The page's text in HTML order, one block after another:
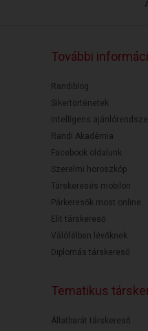
További
Randiblog
Sikertörténetek
Intelligens
Randi Akadémia
Facebook oldalunk
Szerelmi horoszkóp
Társkeresés mobilon
Párkeresők most online
Elit társkereső
Válófélben lévőknek
Diplomás társkereső
Tematikus
Állatbarát társkereső